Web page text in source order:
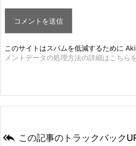
このサイトはスパムを低減するために
メントデータの処理方法の詳細はこちら
 この記事のトラックバック